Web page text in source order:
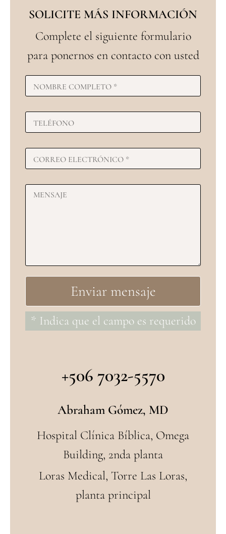
SOLICITE MÁS INFORMACIÓN
Complete el siguiente formulario
para ponernos en contacto con usted
* Indica que el campo es requerido
+506 7032-5570
Abraham Gómez, MD
Hospital Clínica Bíblica, Omega
Building, 2nda planta
Loras Medical, Torre Las Loras,
planta principal